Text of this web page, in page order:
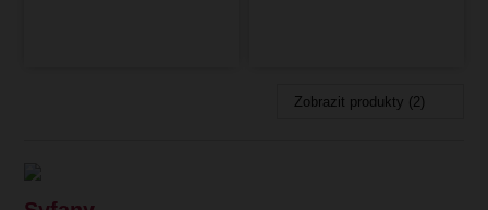
Zobrazit produkty (2)